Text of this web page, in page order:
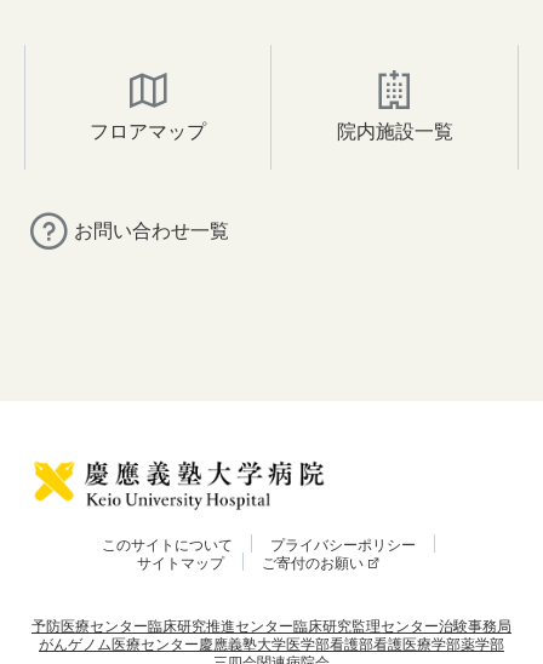
フロアマップ 院内施設一覧
お問い合わせ一覧
このサイトについて
プライバシーポリシー
サイトマップ
ご寄付のお願い
予防医療センター臨床研究推進センター臨床研究監理センター治験事務局
がんゲノム医療センター慶應義塾大学医学部看護部看護医療学部薬学部